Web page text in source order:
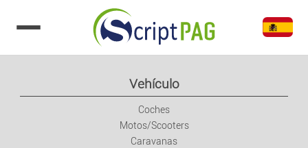
Vehículo
Coches
Motos/Scooters
Caravanas